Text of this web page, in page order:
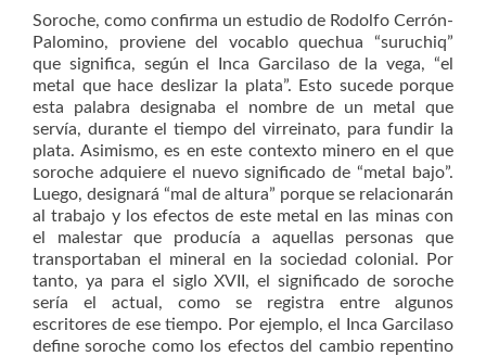
Soroche, como confirma un estudio de Rodolfo Cerrón-
Palomino, proviene del vocablo quechua “suruchiq”
que significa, según el Inca Garcilaso de la vega, “el
metal que hace deslizar la plata”. Esto sucede porque
esta palabra designaba el nombre de un metal que
servía, durante el tiempo del virreinato, para fundir la
plata. Asimismo, es en este contexto minero en el que
soroche adquiere el nuevo significado de “metal bajo”.
Luego, designará “mal de altura” porque se relacionarán
al trabajo y los efectos de este metal en las minas con
el malestar que producía a aquellas personas que
transportaban el mineral en la sociedad colonial. Por
tanto, ya para el siglo XVII, el significado de soroche
sería el actual, como se registra entre algunos
escritores de ese tiempo. Por ejemplo, el Inca Garcilaso
define soroche como los efectos del cambio repentino